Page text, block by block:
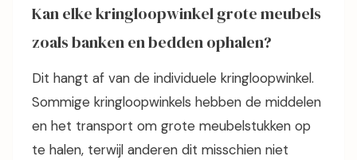
Kan elke kringloopwinkel grote meubels
zoals banken en bedden ophalen?
Dit hangt af van de individuele kringloopwinkel.
Sommige kringloopwinkels hebben de middelen
en het transport om grote meubelstukken op
te halen, terwijl anderen dit misschien niet